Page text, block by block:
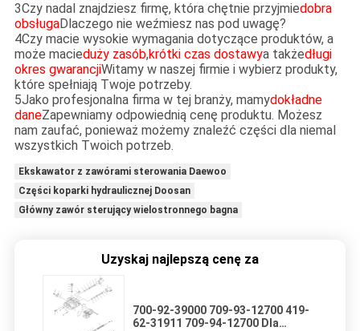
3Czy nadal znajdziesz firmę, która chętnie przyjmiedobra
obsługaDlaczego nie weźmiesz nas pod uwagę?
4Czy macie wysokie wymagania dotyczące produktów, a
może macieduży zasób,krótki czas dostawya takżedługi
okres gwarancjiWitamy w naszej firmie i wybierz produkty,
które spełniają Twoje potrzeby.
5Jako profesjonalna firma w tej branży, mamydokładne
daneZapewniamy odpowiednią cenę produktu. Możesz
nam zaufać, ponieważ możemy znaleźć części dla niemal
wszystkich Twoich potrzeb.
Ekskawator z zawórami sterowania Daewoo
Części koparki hydraulicznej Doosan
Główny zawór sterujący wielostronnego bagna
Uzyskaj najlepszą cenę za
700-92-39000 709-93-12700 419-
62-31911 709-94-12700 Dla